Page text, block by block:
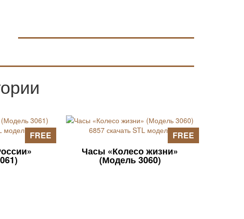
FREE
Часы «Колесо жизни»
(Модель 3060)
FREE